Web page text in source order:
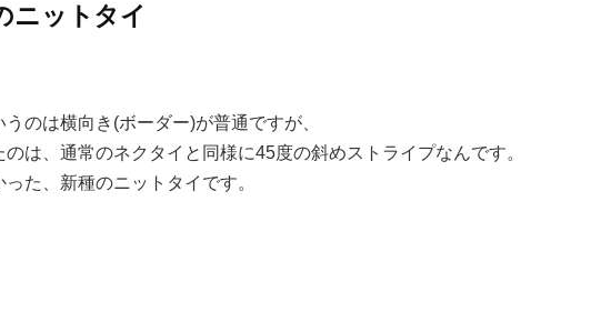
ニットタイ
のは横向き(ボーダー)が普通ですが、
は、通常のネクタイと同様に45度の斜めストライプなんです。
た、新種のニットタイです。